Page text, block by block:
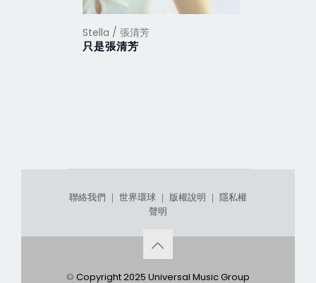
Stella / 張清芳
只是張清芳
聯絡我們 ｜ 世界環球 ｜ 版權說明 ｜ 隱私權
聲明
© Copyright 2025 Universal Music Group